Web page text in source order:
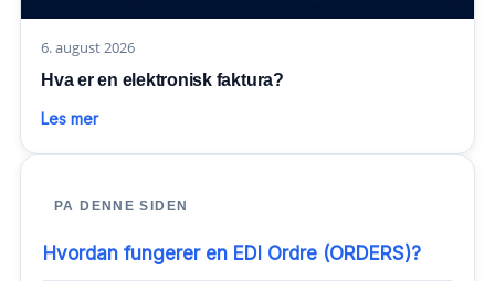
6. august 2026
Hva er en elektronisk faktura?
Les mer
PA DENNE SIDEN
Hvordan fungerer en EDI Ordre (ORDERS)?